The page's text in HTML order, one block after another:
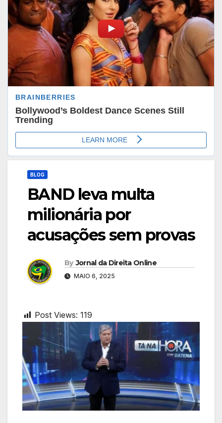
BLOG
BAND leva multa
milionária por
acusações sem provas
By Jornal da Direita Online
MAIO 6, 2025
Post Views: 119